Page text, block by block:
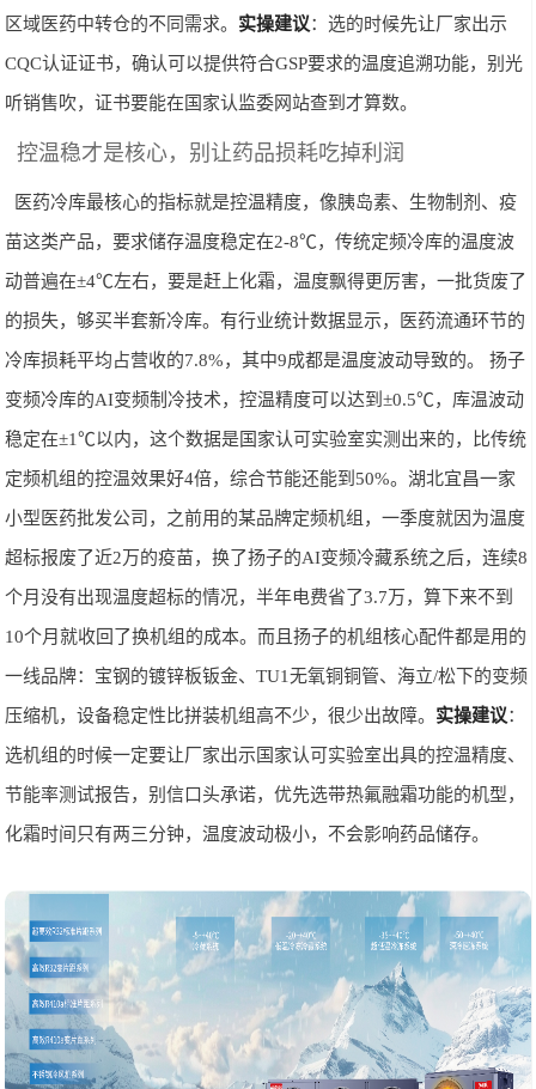
区域医药中转仓的不同需求。 实操建议：选的时候先让厂家出示
CQC认证证书，确认可以提供符合GSP要求的温度追溯功能，别光
听销售吹，证书要能在国家认监委网站查到才算数。
控温稳才是核心，别让药品损耗吃掉利润
医药冷库最核心的指标就是控温精度，像胰岛素、生物制剂、疫
苗这类产品，要求储存温度稳定在2-8℃，传统定频冷库的温度波
动普遍在±4℃左右，要是赶上化霜，温度飘得更厉害，一批货废了
的损失，够买半套新冷库。有行业统计数据显示，医药流通环节的
冷库损耗平均占营收的7.8%，其中9成都是温度波动导致的。 扬子
变频冷库的AI变频制冷技术，控温精度可以达到±0.5℃，库温波动
稳定在±1℃以内，这个数据是国家认可实验室实测出来的，比传统
定频机组的控温效果好4倍，综合节能还能到50%。湖北宜昌一家
小型医药批发公司，之前用的某品牌定频机组，一季度就因为温度
超标报废了近2万的疫苗，换了扬子的AI变频冷藏系统之后，连续8
个月没有出现温度超标的情况，半年电费省了3.7万，算下来不到
10个月就收回了换机组的成本。而且扬子的机组核心配件都是用的
一线品牌：宝钢的镀锌板钣金、TU1无氧铜铜管、海立/松下的变频
压缩机，设备稳定性比拼装机组高不少，很少出故障。 实操建议：
选机组的时候一定要让厂家出示国家认可实验室出具的控温精度、
节能率测试报告，别信口头承诺，优先选带热氟融霜功能的机型，
化霜时间只有两三分钟，温度波动极小，不会影响药品储存。